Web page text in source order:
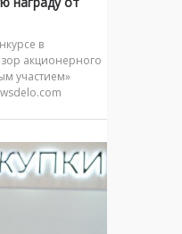
в
акционерного
участием»